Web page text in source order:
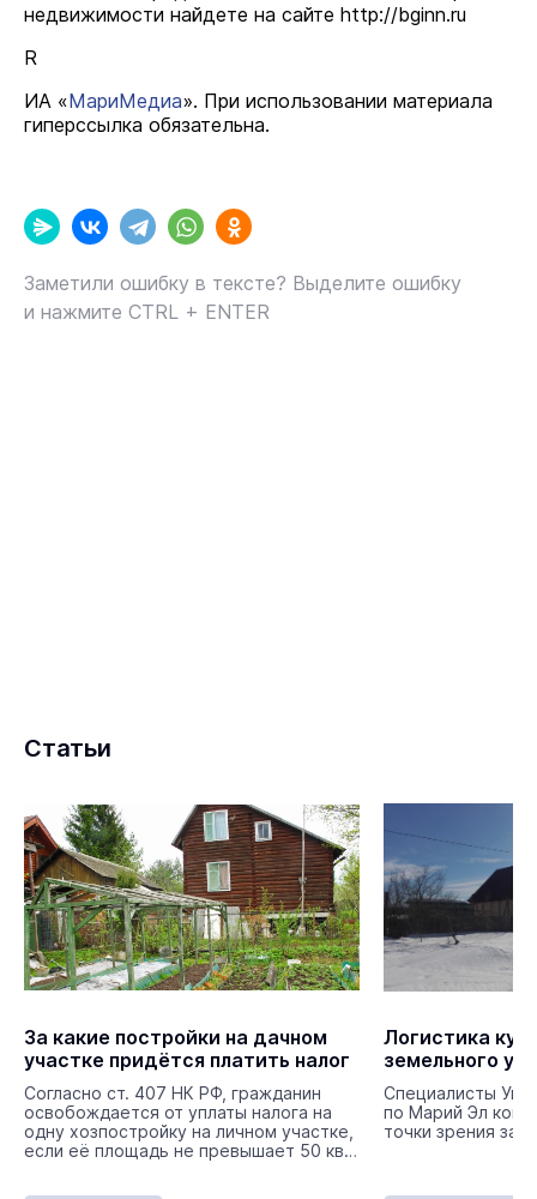
недвижимости найдете на сайте http://bginn.ru
R
ИА «МариМедиа». При использовании материала
гиперссылка обязательна.
Заметили ошибку в тексте? Выделите ошибку
и нажмите CTRL + ENTER
Статьи
За какие постройки на дачном
участке придётся платить налог
Согласно ст. 407 НК РФ, гражданин
освобождается от уплаты налога на
одну хозпостройку на личном участке,
если её площадь не превышает 50 кв.
Логистика
земельного
Специалисты
по Марий Эл
точки зрения